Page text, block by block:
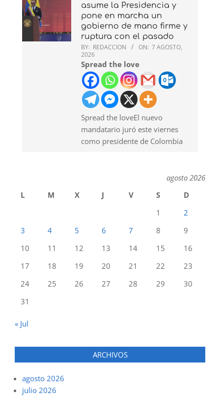
asume la Presidencia y
pone en marcha un
gobierno de mano firme y
ruptura con el pasado
BY: REDACCION ON: 7 AGOSTO,
2026
Spread the love
Spread the loveEl nuevo
mandatario juró este viernes
como presidente de Colombia
agosto 2026
L
M X J V S
D
1
2
3
4 5 6 7 8
9
10
11 12 13 14 15
16
17
18 19 20 21 22
23
24
25 26 27 28 29
30
31
« Jul
ARCHIVOS
agosto 2026
julio 2026